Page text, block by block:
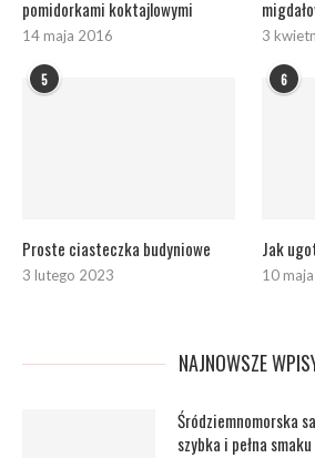
pomidorkami koktajlowymi
14 maja 2016 3
5
Proste ciasteczka budyniowe
3 lutego 2023
6
Jak
10
NAJNOWSZE
Śródziemnomorska
szybka i pełna smaku